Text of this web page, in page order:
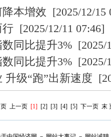
本增效 [2025/12/15
行 [2025/12/11 07:46]
同比提升3% [2025/
同比提升3% [2025/
升级“跑”出新速度
上一页 [1] [2] [3] [4] [5] 下一页 末